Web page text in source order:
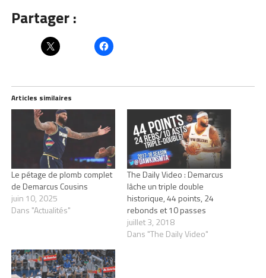
Partager :
Articles similaires
Le pétage de plomb complet
de Demarcus Cousins
juin 10, 2025
Dans "Actualités"
The Daily Video : Demarcus
lâche un triple double
historique, 44 points, 24
rebonds et 10 passes
juillet 3, 2018
Dans "The Daily Video"